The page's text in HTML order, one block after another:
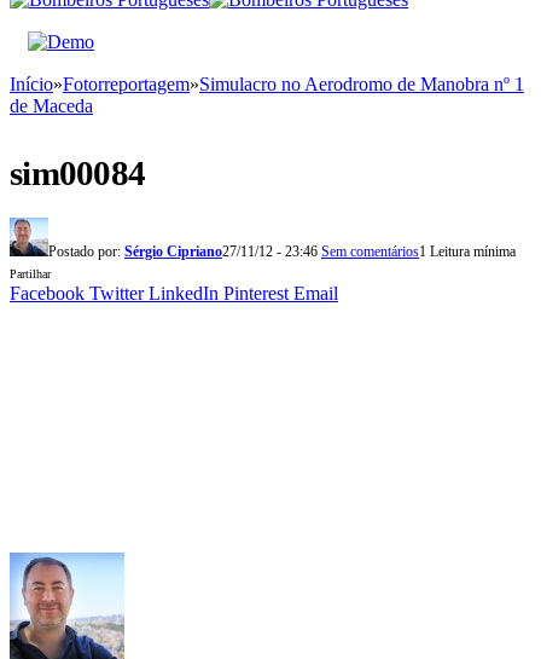
Início»Fotorreportagem»Simulacro no Aerodromo de Manobra nº 1
de Maceda
sim00084
Postado por: Sérgio Cipriano27/11/12 - 23:46 Sem comentários1 Leitura mínima
Partilhar
Facebook Twitter LinkedIn Pinterest Email